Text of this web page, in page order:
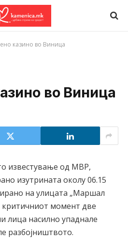
казино во Виница
во Виница
известување од МВР,
изутрината околу 06.15
на улицата „Маршал
момент две
лица насилно упаднале
разбојништвото.